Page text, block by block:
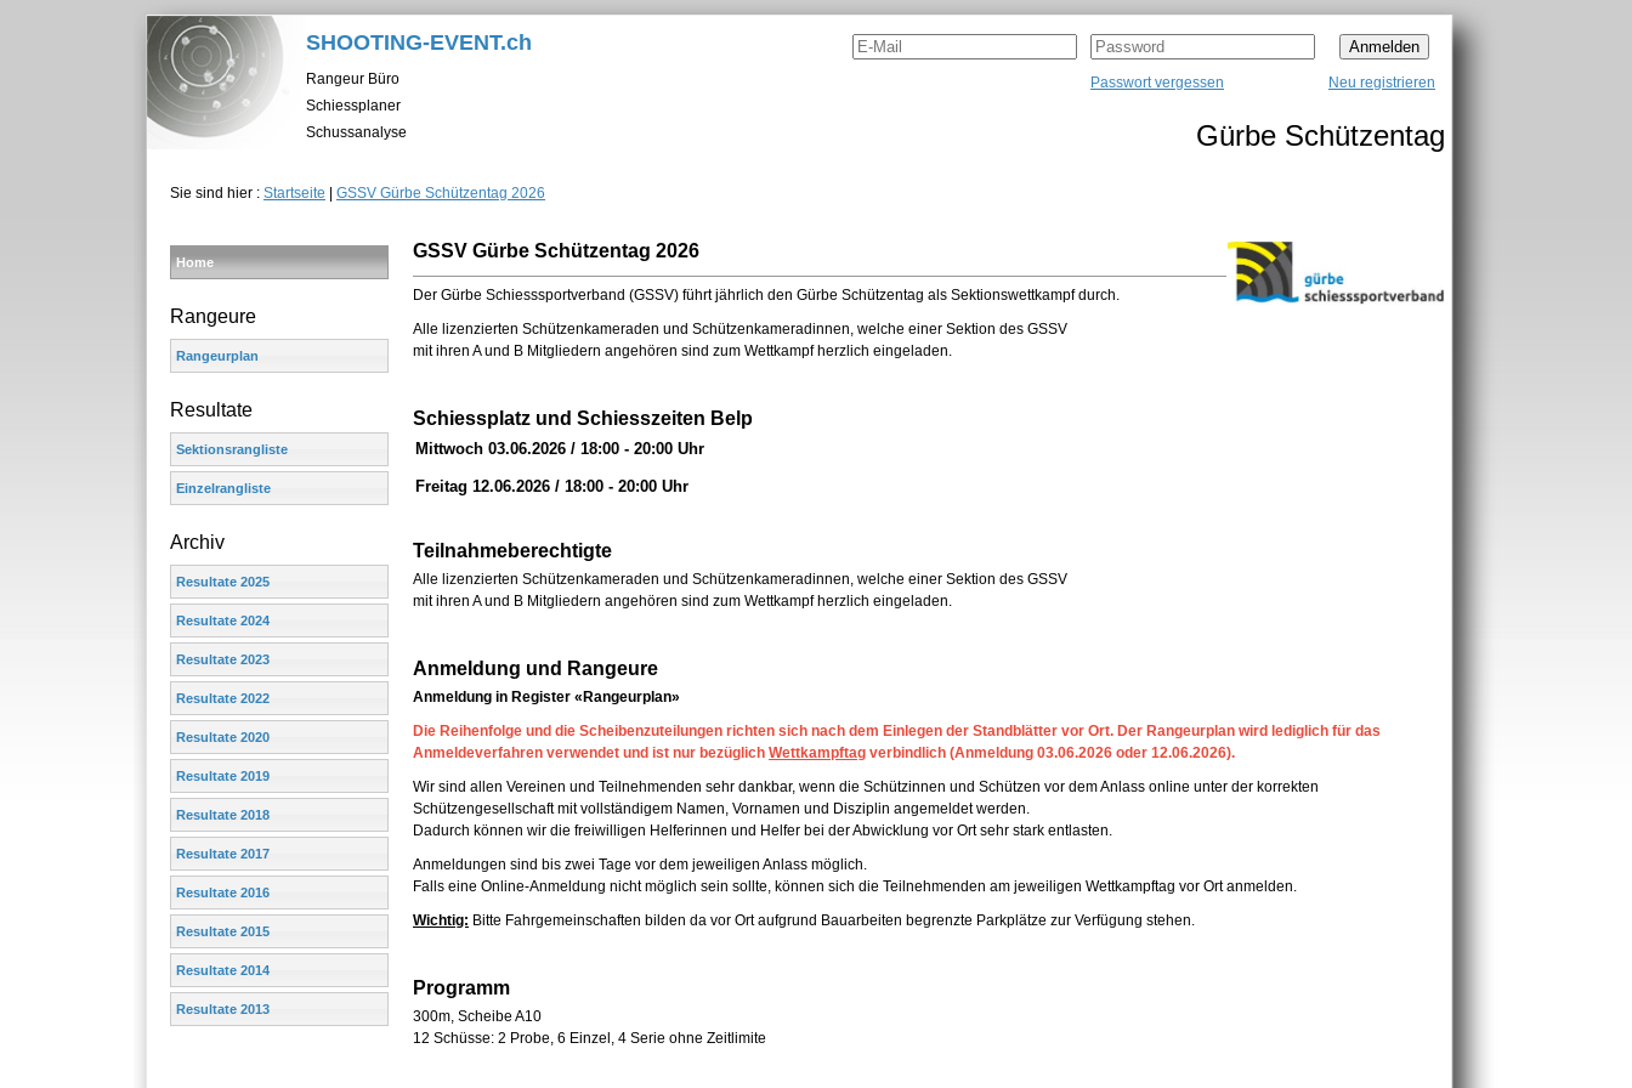
SHOOTING-EVENT.ch
Rangeur Büro
Schiessplaner
Schussanalyse
Passwort vergessen Neu registrieren
Gürbe Schützentag
Sie sind hier : Startseite GSSV Gürbe Schützentag 2026
Home
Rangeure
Rangeurplan
Resultate
Sektionsrangliste
Einzelrangliste
Archiv
Resultate 2025
Resultate 2024
Resultate 2023
Resultate 2022
Resultate 2020
Resultate 2019
Resultate 2018
Resultate 2017
Resultate 2016
Resultate 2015
Resultate 2014
Resultate 2013
GSSV Gürbe Schützentag 2026
Der Gürbe Schiesssportverband (GSSV) führt jährlich den Gürbe Schützentag als Sektionswettkampf durch.
Alle lizenzierten Schützenkameraden und Schützenkameradinnen, welche einer Sektion des GSSV
mit ihren A und B Mitgliedern angehören sind zum Wettkampf herzlich eingeladen.
Schiessplatz und Schiesszeiten Belp
Mittwoch 03.06.2026 / 18:00 - 20:00 Uhr
Freitag 12.06.2026 / 18:00 - 20:00 Uhr
Teilnahmeberechtigte
Alle lizenzierten Schützenkameraden und Schützenkameradinnen, welche einer Sektion des GSSV
mit ihren A und B Mitgliedern angehören sind zum Wettkampf herzlich eingeladen.
Anmeldung und Rangeure
Anmeldung in Register «Rangeurplan»
Die Reihenfolge und die Scheibenzuteilungen richten sich nach dem Einlegen der Standblätter vor Ort. Der Rangeurplan wird lediglich für das
Anmeldeverfahren verwendet und ist nur bezüglich Wettkampftag verbindlich (Anmeldung 03.06.2026 oder 12.06.2026).
Wir sind allen Vereinen und Teilnehmenden sehr dankbar, wenn die Schützinnen und Schützen vor dem Anlass online unter der korrekten
Schützengesellschaft mit vollständigem Namen, Vornamen und Disziplin angemeldet werden.
Dadurch können wir die freiwilligen Helferinnen und Helfer bei der Abwicklung vor Ort sehr stark entlasten.
Anmeldungen sind bis zwei Tage vor dem jeweiligen Anlass möglich.
Falls eine Online-Anmeldung nicht möglich sein sollte, können sich die Teilnehmenden am jeweiligen Wettkampftag vor Ort anmelden.
Wichtig: Bitte Fahrgemeinschaften bilden da vor Ort aufgrund Bauarbeiten begrenzte Parkplätze zur Verfügung stehen.
Programm
300m, Scheibe A10
12 Schüsse: 2 Probe, 6 Einzel, 4 Serie ohne Zeitlimite